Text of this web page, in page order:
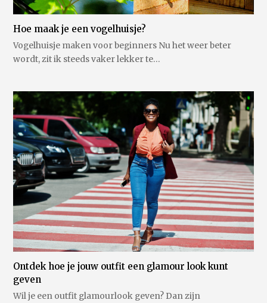
Hoe maak je een vogelhuisje?
Vogelhuisje maken voor beginners Nu het weer beter
wordt, zit ik steeds vaker lekker te…
Ontdek hoe je jouw outfit een glamour look kunt
geven
Wil je een outfit glamourlook geven? Dan zijn